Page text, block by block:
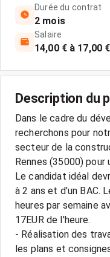
Durée du contrat
2 mois
Salaire
14,00 € à 17,00 €
Description du
Dans le cadre du
recherchons pour
secteur de la
Rennes (35000)
Le candidat idéal
à 2 ans et d'un BAC.
heures par semaine
17EUR de l'heure.
- Réalisation des
les plans et